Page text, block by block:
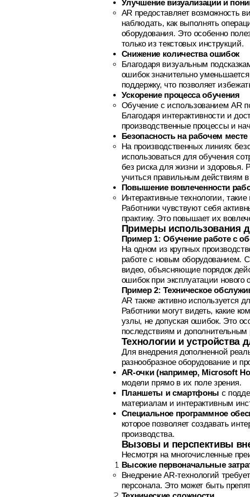
Улучшение визуализации и
AR предоставляет возможность
наблюдать, как выполнять
оборудования. Это особенно
только из текстовых инструкций.
Снижение количества ошибок
Благодаря визуальным
ошибок значительно
поддержку, что позволяет
Ускорение процесса обучения
Обучение с использованием AR
Благодаря интерактивности и
производственные процессы и
Безопасность на рабочем месте
На производственных линиях
использоваться для обучения
без риска для жизни и здоровья.
учиться правильным действиям в
Повышение вовлеченности
Интерактивные технологии,
Работники чувствуют себя
практику. Это повышает их
Примеры использования
Пример 1: Обучение работе с
На одном из крупных
работе с новым оборудованием.
видео, объясняющие порядок
ошибок при эксплуатации нового
Пример 2: Техническое
AR также активно используется
Работники могут видеть, какие
узлы, не допуская ошибок. Это
последствиям и дополнительным
Технологии и устройства
Для внедрения дополненной
разнообразное оборудование и
AR-очки (например, Microsoft
модели прямо в их поле зрения.
Планшеты и смартфоны с
материалам и интерактивным
Специальное программное
которое позволяет создавать
производства.
Вызовы и перспективы
Несмотря на многочисленные
Высокие первоначальные
Внедрение AR-технологий
персонала. Это может быть